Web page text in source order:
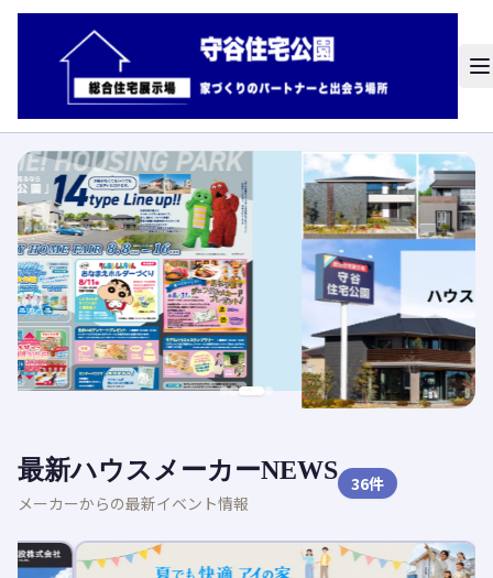
最新ハウスメーカーNEWS
メーカーからの最新イベント情報
36件